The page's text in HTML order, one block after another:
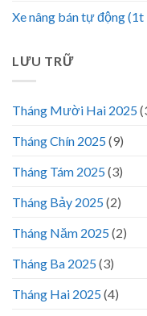
Xe nâng bán tự động (1t
LƯU TRỮ
Tháng Mười Hai 2025
Tháng Chín 2025(9)
Tháng Tám 2025(3)
Tháng Bảy 2025(2)
Tháng Năm 2025(2)
Tháng Ba 2025(3)
Tháng Hai 2025(4)